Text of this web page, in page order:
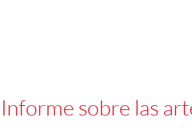
Informe sobre las